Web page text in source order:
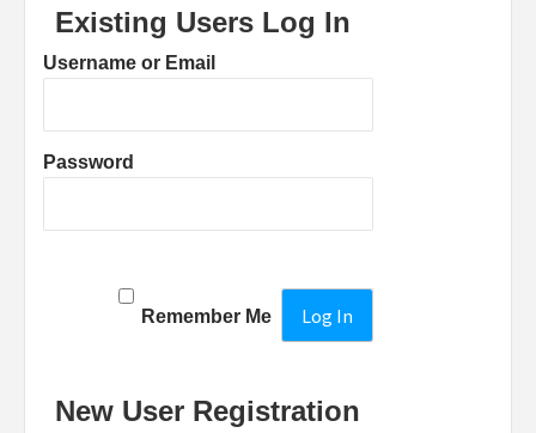
Existing Users Log In
Username or Email
Password
Remember Me
New User Registration